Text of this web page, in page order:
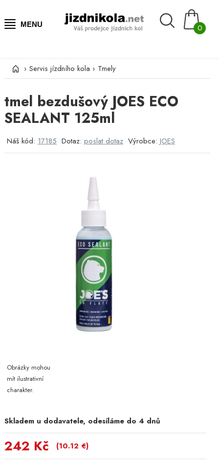
MENU 0
› Servis jízdního kola › Tmely
tmel bezdušový JOES ECO
SEALANT 125ml
Náš kód: 17185 Dotaz: poslat dotaz Výrobce: JOES
Obrázky mohou
mít ilustrativní
charakter.
Skladem u dodavatele, odesíláme do 4 dnů
242 Kč (10.12 €)